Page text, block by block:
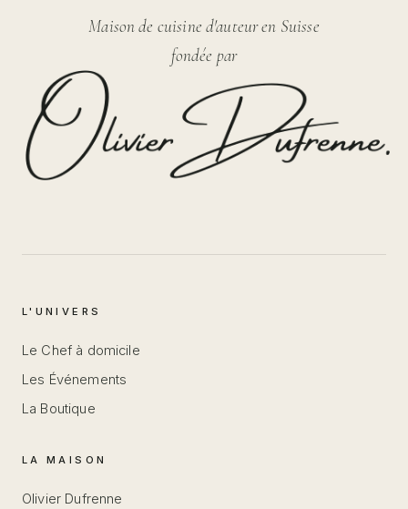
Maison de cuisine d'auteur en Suisse
fondée par
L'UNIVERS
Le Chef à domicile
Les Événements
La Boutique
LA MAISON
Olivier Dufrenne